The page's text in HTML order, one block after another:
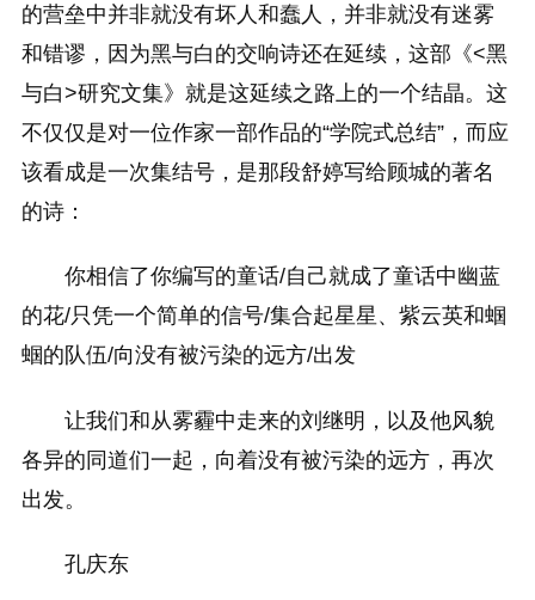
的营垒中并非就没有坏人和蠢人，并非就没有迷雾
和错谬，因为黑与白的交响诗还在延续，这部《<黑
与白>研究文集》就是这延续之路上的一个结晶。这
不仅仅是对一位作家一部作品的“学院式总结”，而应
该看成是一次集结号，是那段舒婷写给顾城的著名
的诗：
你相信了你编写的童话/自己就成了童话中幽蓝
的花/只凭一个简单的信号/集合起星星、紫云英和蝈
蝈的队伍/向没有被污染的远方/出发
让我们和从雾霾中走来的刘继明，以及他风貌
各异的同道们一起，向着没有被污染的远方，再次
出发。
孔庆东